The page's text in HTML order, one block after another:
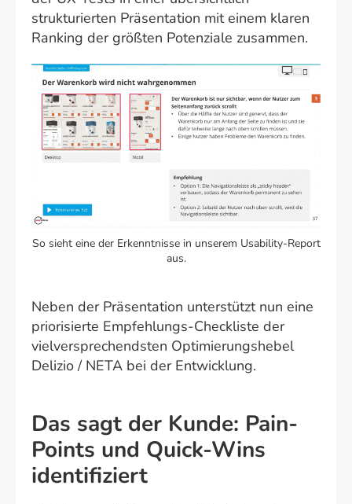
strukturierten Präsentation mit einem klaren
Ranking der größten Potenziale zusammen.
So sieht eine der Erkenntnisse in unserem Usability-Report
aus.
Neben der Präsentation unterstützt nun eine
priorisierte Empfehlungs-Checkliste der
vielversprechendsten Optimierungshebel
Delizio / NETA bei der Entwicklung.
Das sagt der Kunde: Pain-
Points und Quick-Wins
identifiziert